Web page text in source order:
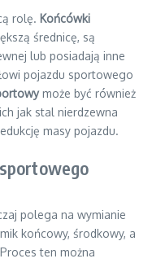
rolę. Końcówki
średnicę, są
lub posiadają inne
pojazdu sportowego
może być również
jak stal nierdzewna
masy pojazdu.
polega na wymianie
końcowy, środkowy, a
ten można